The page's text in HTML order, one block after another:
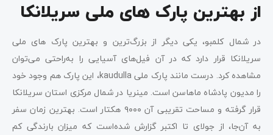
از بهترین پارک های ملی سریلانکا
در شمال کلمبو، یکی دیگر از بزرگ‌ترین و بهترین پارک های ملی
سریلانکا قرار دارد که در آن فیل‌های آسیایی را به‌راحتی می‌توان
مشاهده کرد. درست مانند پارک ملی kaudulla، این پارک هم وجود خود
را مدیون پادشاه ماهاسن است. مینریا در شمال مرکزی استان سریلانکا
قرار گرفته و مساحت تقریبی آن ۹۰۰۰ هکتار است. بهترین زمان سفر
به آن‌جا، از جولای تا اکتبر گزارش شده‌است که میزان بارندگی کم